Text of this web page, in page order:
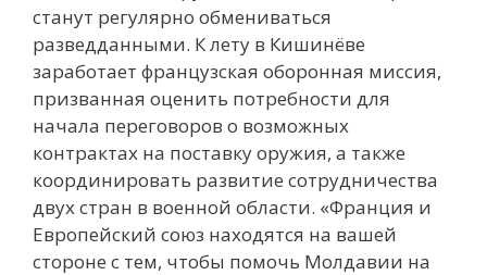
станут регулярно обмениваться
разведданными. К лету в Кишинёве
заработает французская оборонная миссия,
призванная оценить потребности для
начала переговоров о возможных
контрактах на поставку оружия, а также
координировать развитие сотрудничества
двух стран в военной области. «Франция и
Европейский союз находятся на вашей
стороне с тем, чтобы помочь Молдавии на